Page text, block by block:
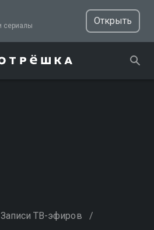
ТВ, фильмы и сериалы
Открыть
Записи ТВ-эфиров /